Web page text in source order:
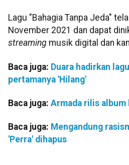
Lagu "Bahagia Tanpa Jeda"
November 2021 dan dapat
streaming musik digital dan
Baca juga: Duara hadirkan
pertamanya 'Hilang'
Baca juga: Armada rilis album
Baca juga: Mengandung
'Perra' dihapus